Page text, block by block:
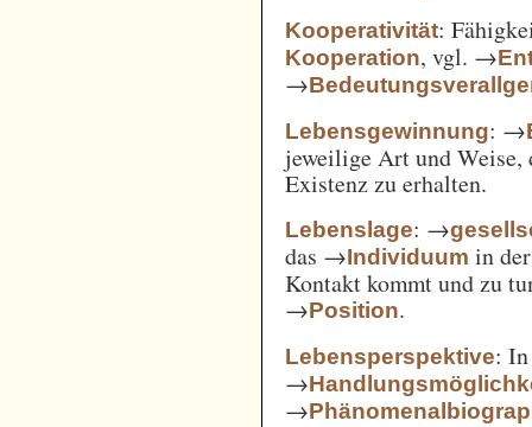
Kooperativität:
Kooperation, vgl. →
→
Lebensgewinnung: →
jeweilige Art und
Existenz zu erhalten.
Lebenslage: →
das →Individuum in
Kontakt kommt und zu
→Position.
Lebensperspektive:
→
→